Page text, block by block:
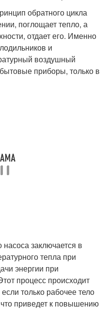
обратного цикла
поглощает тепло, а
отдает его. Именно
и
воздушный
приборы, только в
заключается в
тепла при
энергии при
процесс происходит
только рабочее тело
приведет к повышению